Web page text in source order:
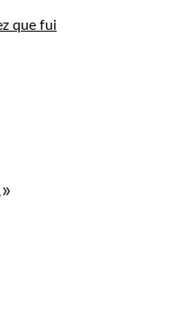
que fui
»